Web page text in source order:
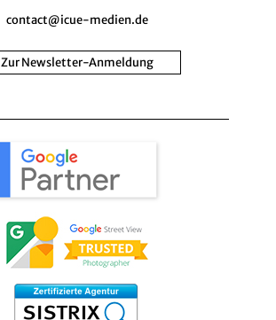
contact@icue-medien.de
Zur Newsletter-Anmeldung